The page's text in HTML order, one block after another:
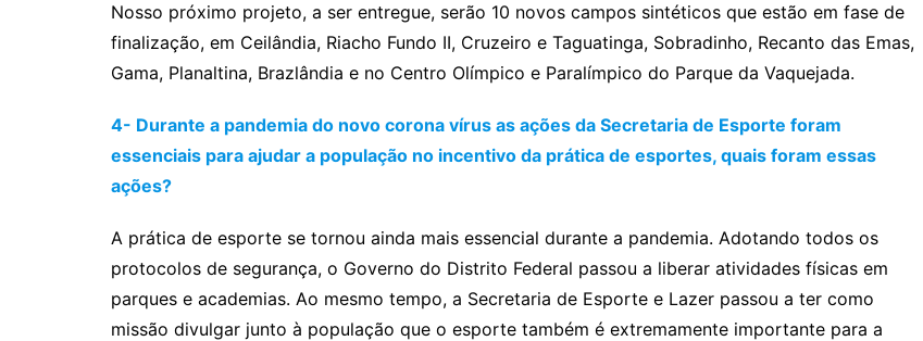
Nosso próximo projeto, a ser entregue, serão 10 novos campos sintéticos que estão em fase de
finalização, em Ceilândia, Riacho Fundo II, Cruzeiro e Taguatinga, Sobradinho, Recanto das Emas,
Gama, Planaltina, Brazlândia e no Centro Olímpico e Paralímpico do Parque da Vaquejada.
4- Durante a pandemia do novo corona vírus as ações da Secretaria de Esporte foram
essenciais para ajudar a população no incentivo da prática de esportes, quais foram essas
ações?
A prática de esporte se tornou ainda mais essencial durante a pandemia. Adotando todos os
protocolos de segurança, o Governo do Distrito Federal passou a liberar atividades físicas em
parques e academias. Ao mesmo tempo, a Secretaria de Esporte e Lazer passou a ter como
missão divulgar junto à população que o esporte também é extremamente importante para a